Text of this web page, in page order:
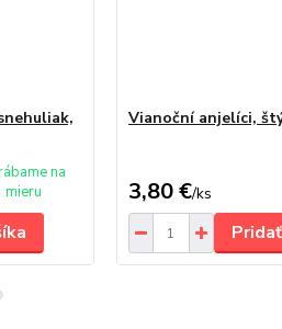
na
mieru
Vianoční anjelíci,
3,80 €/ks